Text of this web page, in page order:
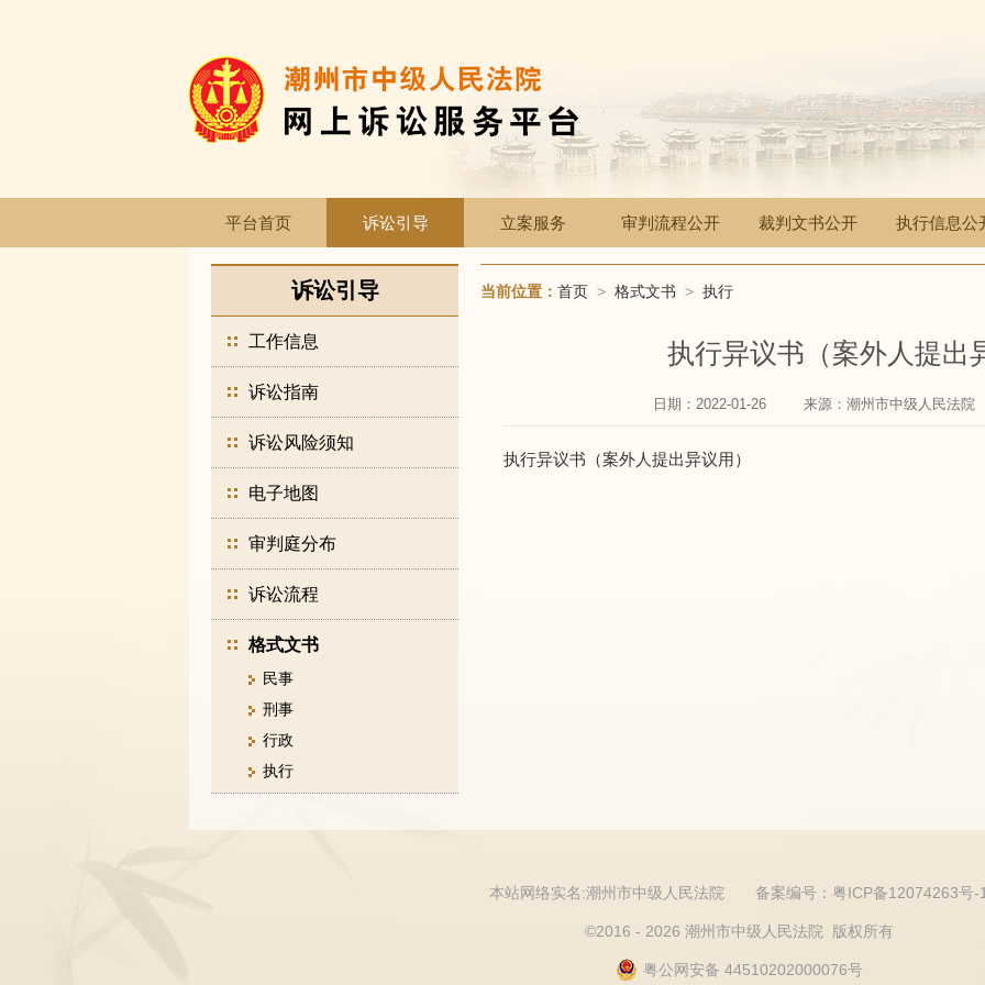
平台首页 诉讼引导 立案服务 审判流程公开 裁判文书公开 执行信息公
诉讼引导
工作信息
诉讼指南
诉讼风险须知
电子地图
审判庭分布
诉讼流程
格式文书
民事
刑事
行政
执行
当前位置： 首页 > 格式文书 > 执行
执行异议书（案外人提出
日期：2022-01-26 来源：潮州市中级人民法院
执行异议书（案外人提出异议用）
本站网络实名:潮州市中级人民法院 备案编号：粤ICP备12074263号-
©2016 - 2026 潮州市中级人民法院 版权所有
粤公网安备 44510202000076号